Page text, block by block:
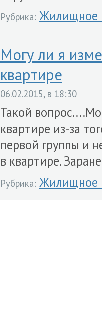
Рубрика: Жилищное
Могу ли я
квартире
06.02.2015, в 18:30
Такой
квартире из-за
первой группы и
в квартире.
Рубрика: Жилищное